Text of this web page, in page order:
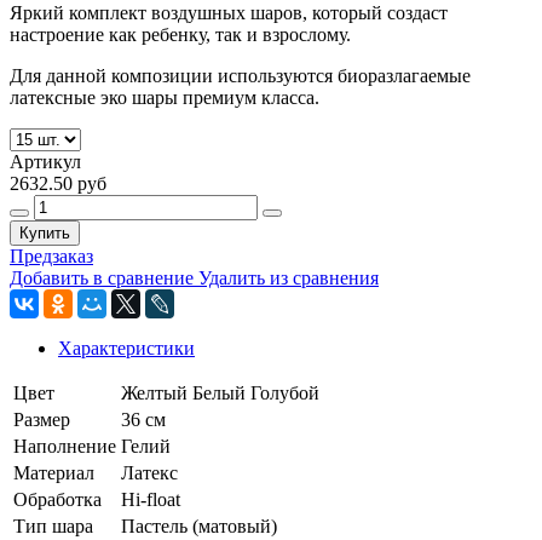
Яркий комплект воздушных шаров, который создаст
настроение как ребенку, так и взрослому.
Для данной композиции используются биоразлагаемые
латексные эко шары премиум класса.
Артикул
2632.50 руб
Купить
Предзаказ
Добавить в сравнение Удалить из сравнения
Характеристики
Цвет Желтый Белый Голубой
Размер
36 см
Наполнение Гелий
Материал
Латекс
Обработка
Hi-float
Тип шара
Пастель (матовый)